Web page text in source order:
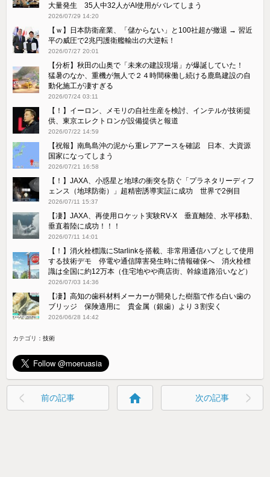
大量発生 35人中32人がAI使用がバレてしまう
2026/07/29 14:20
【ｗ】日本防衛産業、「儲からない」と100社超が撤退 → 習近
平の威圧で2兆円護衛艦輸出の大逆転！
2026/07/27 20:01
【分析】秋田の山奥で「未来の建設現場」が爆誕していた！
猛暑のなか、重機が無人で２４時間稼働し続ける鹿島建設の自
動化施工が凄すぎる
2026/07/24 03:11
【！】イーロン、メモリの自社生産を検討、インテルが技術提
供、東京エレクトロンが設備提供と報道
2026/07/22 14:59
【祝報】南鳥島沖の泥から重レアアースを確認 日本、大資源
国家になってしまう
2026/07/21 16:58
【！】JAXA、小惑星と地球の衝突を防ぐ「プラネタリーディフ
ェンス（地球防衛）」超精密誘導実証に成功 世界で2例目
2026/07/11 15:37
【凄】JAXA、再使用ロケット実験RV-X 垂直離陸、水平移動、
垂直着陸に成功！！！
2026/07/11 14:01
【！】消火栓標識にStarlinkを搭載、非常用通信ハブとして使用
する技術デモ 停電や通信障害発生時に情報確保へ 消火栓標
識は全国に約12万本（住宅地やや商店街、幹線道路沿いなど）
2026/07/03 14:36
【凄】高知の歯科材料メーカーが開発した樹脂で作る白い歯の
ブリッジ 保険適用に 貴金属（銀歯）より３割安く
2026/06/28 14:42
カテゴリ：技術
前の記事 home 次の記事